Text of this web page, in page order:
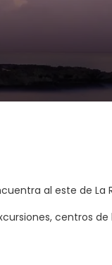
al este de La
centros